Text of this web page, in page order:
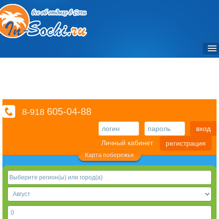
Достопримечательности / Места
Фото
Отзывы
Справочный раздел
Видео
3D туры
8-918 605-04-88
вход
Личный кабинет
регистрация
Карта побережья